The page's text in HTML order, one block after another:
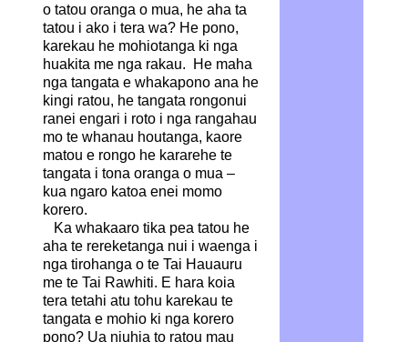
o tatou oranga o mua, he aha ta
tatou i ako i tera wa? He pono,
karekau he mohiotanga ki nga
huakita me nga rakau.
He maha
nga tangata e whakapono ana he
kingi ratou, he tangata rongonui
ranei engari i roto i nga rangahau
mo te whanau houtanga, kaore
matou e rongo he kararehe te
tangata i tona oranga o mua –
kua ngaro katoa enei momo
korero.
Ka whakaaro tika pea tatou he
aha te rereketanga nui i waenga i
nga tirohanga o te Tai Hauauru
me te Tai Rawhiti. E hara koia
tera tetahi atu tohu karekau te
tangata e mohio ki nga korero
pono? Ua niuhia to ratou mau